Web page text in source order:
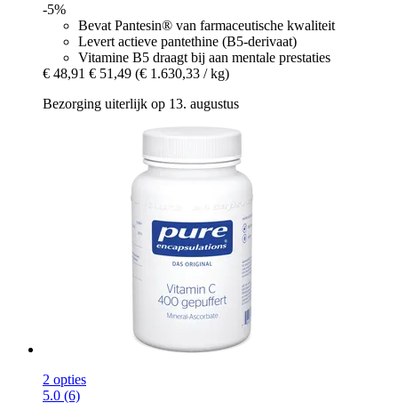
-5%
Bevat Pantesin® van farmaceutische kwaliteit
Levert actieve pantethine (B5-derivaat)
Vitamine B5 draagt bij aan mentale prestaties
€ 48,91 € 51,49 (€ 1.630,33 / kg)
Bezorging uiterlijk op 13. augustus
2 opties
5.0 (6)